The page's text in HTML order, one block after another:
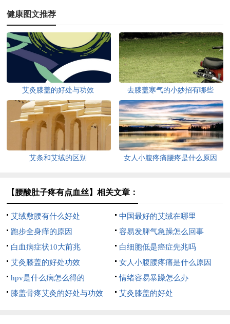
健康图文推荐
艾灸膝盖的好处与功效 去膝盖寒气的小妙招有哪些
艾条和艾绒的区别 女人小腹疼痛腰疼是什么原因
【腰酸肚子疼有点血丝】相关文章：
艾绒敷腰有什么好处
中国最好的艾绒在哪里
跑步全身痒的原因
容易发脾气急躁怎么回事
白血病症状10大前兆
白细胞低是癌症先兆吗
艾灸膝盖的好处功效
女人小腹腰疼痛是什么原因
hpv是什么病怎么得的
情绪容易暴躁怎么办
膝盖骨疼艾灸的好处与功效
艾灸膝盖的好处